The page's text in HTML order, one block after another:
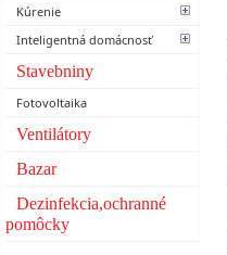
Kúrenie
Inteligentná domácnosť
Stavebniny
Fotovoltaika
Ventilátory
Bazar
Dezinfekcia,ochranné
pomôcky